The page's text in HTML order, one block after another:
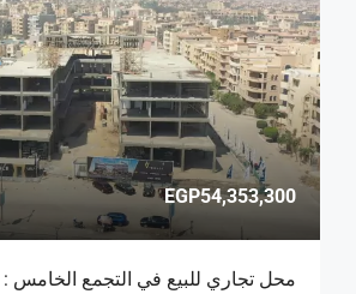
EGP54,353,300
محل تجاري للبيع في التجمع الخامس